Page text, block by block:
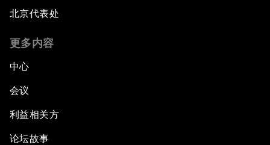
北京代表处
更多内容
中心
会议
利益相关方
论坛故事